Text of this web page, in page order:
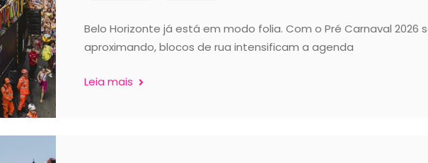
Belo Horizonte já está em modo folia. Com o Pré Carnaval 2026
aproximando, blocos de rua intensificam a agenda
Leia mais